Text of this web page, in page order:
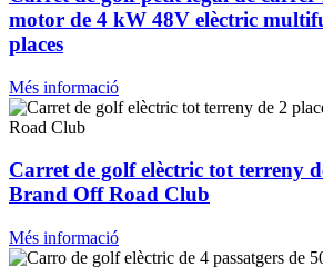
motor de 4 kW 48V elèctric
places
Més informació
Carret de golf elèctric tot terreny
Brand Off Road Club
Més informació